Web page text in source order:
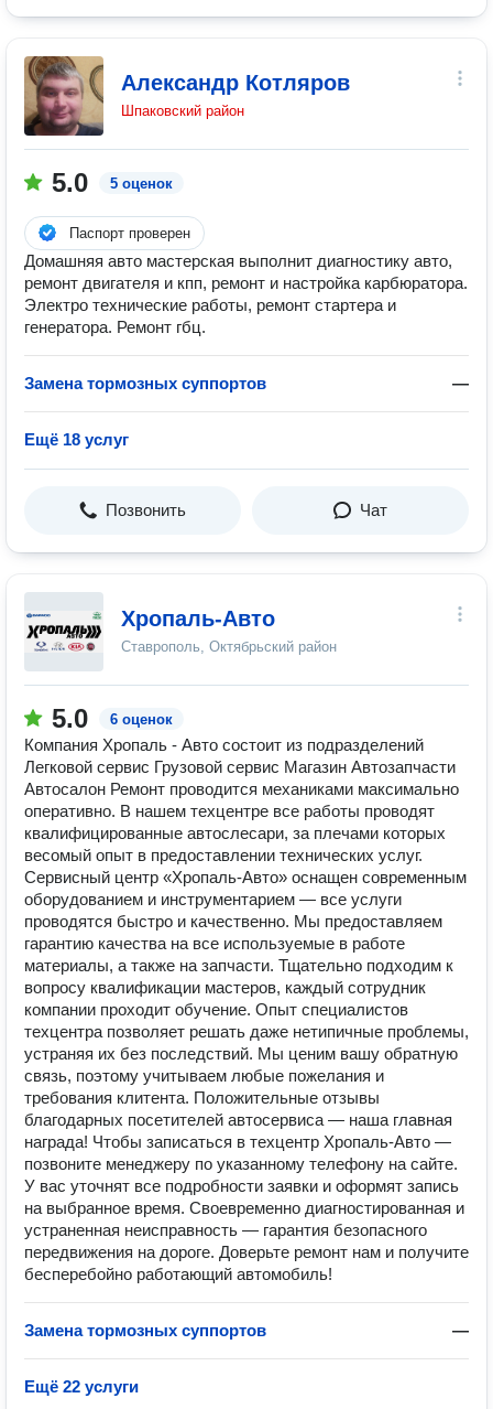
Александр Котляров
Шпаковский район
5.0 5 оценок
Паспорт проверен
Домашняя авто мастерская выполнит диагностику авто,
ремонт двигателя и кпп, ремонт и настройка карбюратора.
Электро технические работы, ремонт стартера и
генератора. Ремонт гбц.
Замена тормозных суппортов —
Ещё 18 услуг
Позвонить Чат
Хропаль-Авто
Ставрополь, Октябрьский район
5.0 6 оценок
Компания Хропаль - Авто состоит из подразделений
Легковой сервис Грузовой сервис Магазин Автозапчасти
Автосалон Ремонт проводится механиками максимально
оперативно. В нашем техцентре все работы проводят
квалифицированные автослесари, за плечами которых
весомый опыт в предоставлении технических услуг.
Сервисный центр «Хропаль-Авто» оснащен современным
оборудованием и инструментарием — все услуги
проводятся быстро и качественно. Мы предоставляем
гарантию качества на все используемые в работе
материалы, а также на запчасти. Тщательно подходим к
вопросу квалификации мастеров, каждый сотрудник
компании проходит обучение. Опыт специалистов
техцентра позволяет решать даже нетипичные проблемы,
устраняя их без последствий. Мы ценим вашу обратную
связь, поэтому учитываем любые пожелания и
требования клитента. Положительные отзывы
благодарных посетителей автосервиса — наша главная
награда! Чтобы записаться в техцентр Хропаль-Авто —
позвоните менеджеру по указанному телефону на сайте.
У вас уточнят все подробности заявки и оформят запись
на выбранное время. Своевременно диагностированная и
устраненная неисправность — гарантия безопасного
передвижения на дороге. Доверьте ремонт нам и получите
бесперебойно работающий автомобиль!
Замена тормозных суппортов —
Ещё 22 услуги